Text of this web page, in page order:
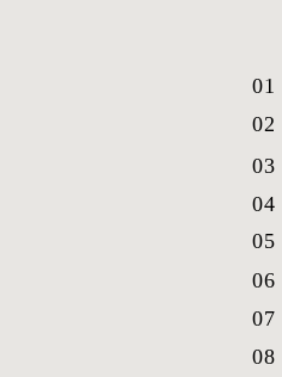
01
02
03
04
05
06
07
08